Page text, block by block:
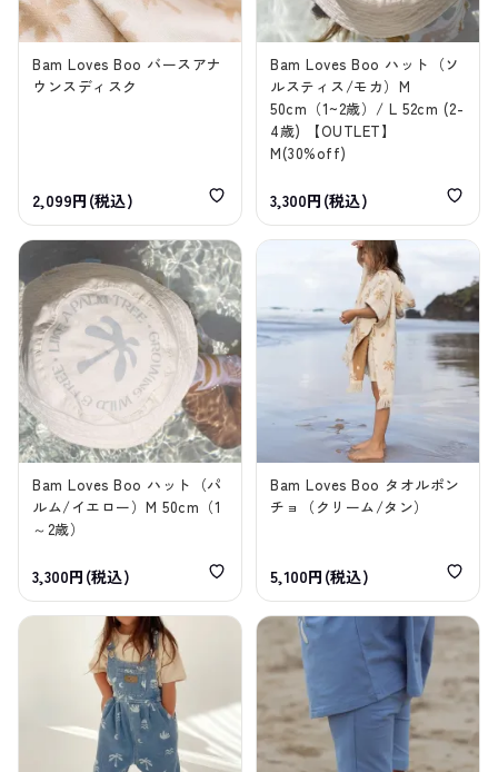
Bam Loves Boo バースアナ
ウンスディスク
2,099円(税込)
Bam Loves Boo ハット（ソ
ルスティス/モカ）M
50cm（1~2歳）/ L 52cm (2-
4歳) 【OUTLET】
M(30%off)
3,300円(税込)
Bam Loves Boo ハット（パ
ルム/イエロー）M 50cm（1
～2歳）
3,300円(税込)
Bam Loves Boo タオルポン
チョ（クリーム/タン）
5,100円(税込)